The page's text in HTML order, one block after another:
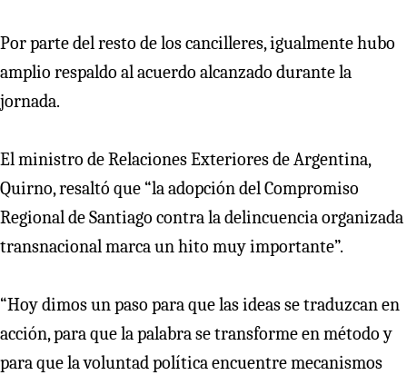
Por parte del resto de los cancilleres, igualmente hubo
amplio respaldo al acuerdo alcanzado durante la
jornada.
El ministro de Relaciones Exteriores de Argentina,
Quirno, resaltó que “la adopción del Compromiso
Regional de Santiago contra la delincuencia organizada
transnacional marca un hito muy importante”.
“Hoy dimos un paso para que las ideas se traduzcan en
acción, para que la palabra se transforme en método y
para que la voluntad política encuentre mecanismos